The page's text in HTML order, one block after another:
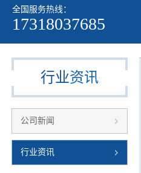
全国服务热线：
17318037685
行业资讯
公司新闻
行业资讯